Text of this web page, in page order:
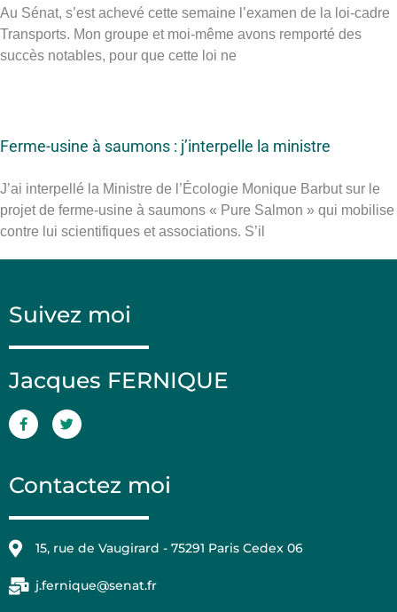
Au Sénat, s’est achevé cette semaine l’examen de la loi-cadre
Transports. Mon groupe et moi-même avons remporté des
succès notables, pour que cette loi ne
Ferme-usine à saumons : j’interpelle la ministre
J’ai interpellé la Ministre de l’Écologie Monique Barbut sur le
projet de ferme-usine à saumons « Pure Salmon » qui mobilise
contre lui scientifiques et associations. S’il
Suivez moi
Jacques FERNIQUE
Contactez moi
15, rue de Vaugirard - 75291 Paris Cedex 06
j.fernique@senat.fr